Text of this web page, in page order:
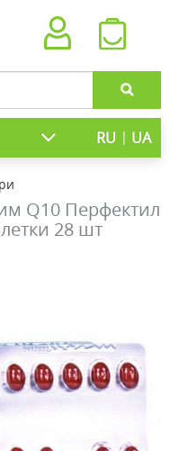
RU | UA
Q10 Перфектил
28 шт